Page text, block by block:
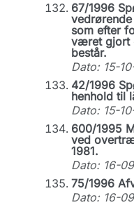
67/1996
som efter
været gjort
består.
Dato: 15-
42/1996
henhold til
Dato: 15-
600/1995
ved
1981.
Dato: 16-
75/1996
Dato: 16-